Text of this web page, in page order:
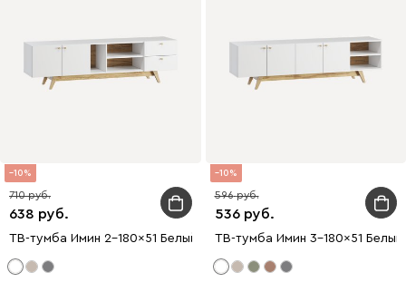
10
638
710
ТВ-тумба Имин 2-180x51 Белый
10
536
596
ТВ-тумба Имин 3-180x51 Белый